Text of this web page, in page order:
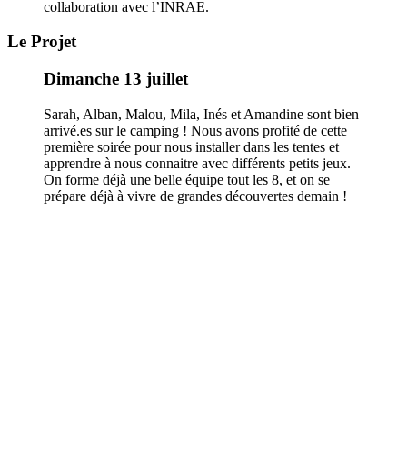
collaboration avec l’INRAE.
Le Projet
Dimanche 13 juillet
Sarah, Alban, Malou, Mila, Inés et Amandine sont bien
arrivé.es sur le camping ! Nous avons profité de cette
première soirée pour nous installer dans les tentes et
apprendre à nous connaitre avec différents petits jeux.
On forme déjà une belle équipe tout les 8, et on se
prépare déjà à vivre de grandes découvertes demain !